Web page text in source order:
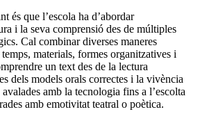
és que l’escola ha d’abordar
i la seva comprensió des de múltiples
Cal combinar diverses maneres
materials, formes organitzatives i
un text des de la lectura
dels models orals correctes i la vivència
amb la tecnologia fins a l’escolta
amb emotivitat teatral o poètica.